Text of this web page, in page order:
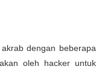
dengan beberapa
oleh hacker untuk